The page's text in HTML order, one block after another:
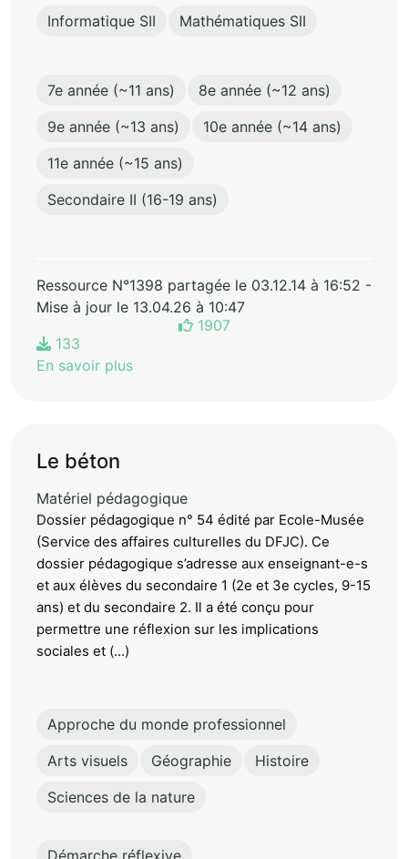
Informatique SII Mathématiques SII
7e année (~11 ans)
8e année (~12 ans)
9e année (~13 ans)
10e année (~14 ans)
11e année (~15 ans)
Secondaire II (16-19 ans)
Ressource N°1398 partagée le 03.12.14 à 16:52 -
Mise à jour le 13.04.26 à 10:47
1907
133
En savoir plus
Le béton
Matériel pédagogique
Dossier pédagogique n° 54 édité par Ecole-Musée
(Service des affaires culturelles du DFJC). Ce
dossier pédagogique s’adresse aux enseignant-e-s
et aux élèves du secondaire 1 (2e et 3e cycles, 9-15
ans) et du secondaire 2. Il a été conçu pour
permettre une réflexion sur les implications
sociales et (...)
Approche du monde professionnel
Arts visuels
Géographie
Histoire
Sciences de la nature
Démarche réflexive